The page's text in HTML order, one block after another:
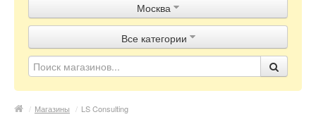
Объявления
Магазины
Контакты
Москва
Все категории
/ Магазины / LS Consulting